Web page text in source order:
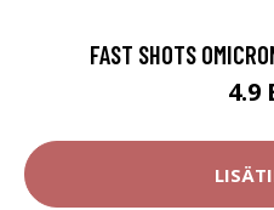
FAST SHOTS
4.9